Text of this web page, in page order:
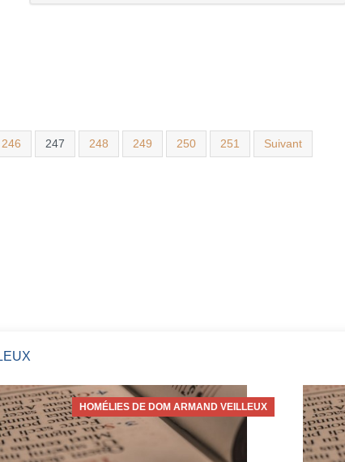
246 247 248 249 250 251 Suivant
HOMÉLIES DE DOM ARMAND VEILLEUX